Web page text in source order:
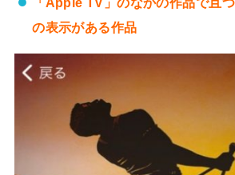
の表示がある作品